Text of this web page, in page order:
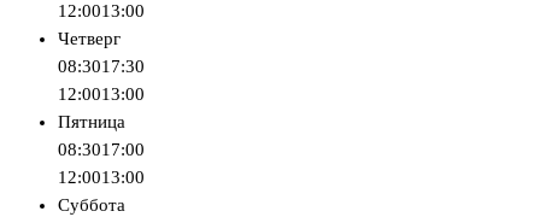
12:0013:00
Четверг
08:3017:30
12:0013:00
Пятница
08:3017:00
12:0013:00
Суббота